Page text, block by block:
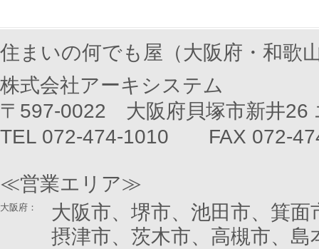
住まいの何でも屋（大阪府・和歌
株式会社アーキシステム
〒597-0022 大阪府貝塚市新井26
TEL 072-474-1010 FAX 072-
≪営業エリア≫
大阪府：
大阪市、堺市、池田市、箕
摂津市、茨木市、高槻市、